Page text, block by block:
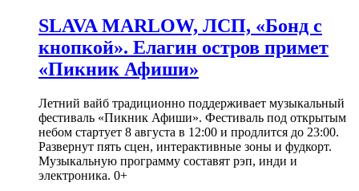
SLAVA MARLOW, ЛСП, «Бонд с
кнопкой». Елагин остров примет
«Пикник Афиши»
Летний вайб традиционно поддерживает музыкальный
фестиваль «Пикник Афиши». Фестиваль под открытым
небом стартует 8 августа в 12:00 и продлится до 23:00.
Развернут пять сцен, интерактивные зоны и фудкорт.
Музыкальную программу составят рэп, инди и
электроника. 0+